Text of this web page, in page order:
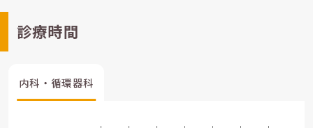
診療時間
内科・循環器科